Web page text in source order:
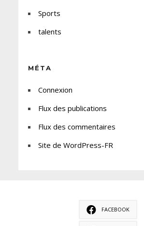
Sports
talents
MÉTA
Connexion
Flux des publications
Flux des commentaires
Site de WordPress-FR
FACEBOOK